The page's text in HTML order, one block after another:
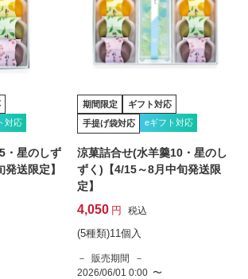
対応
・星のしず
送限定】
期間限定 ギフト対応
手提げ袋対応 eギフト対応
涼菓詰合せ(水羊羹10・星のし
ずく)【4/15～8月中旬発送限
定】
4,050 税込
(5種類)11個入
販売期間
2026/06/01 0:00 〜